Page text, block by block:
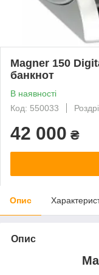
Magner 150
банкнот
В наявності
Код: 550033
42 000 ₴
Опис
Опис